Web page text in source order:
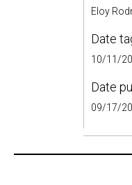
Eloy
Date
10/11/
Date
09/17/